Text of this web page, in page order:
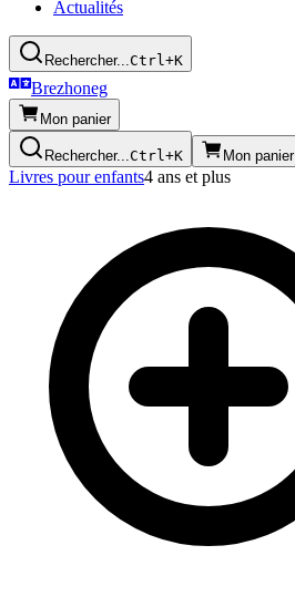
Actualités
Rechercher...Ctrl+K
Brezhoneg
Mon panier
Rechercher...Ctrl+K Mon panier
Livres pour enfants4 ans et plus